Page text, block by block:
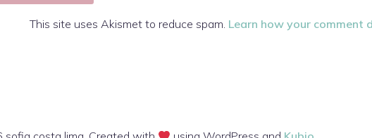
This site uses Akismet to reduce spam. Learn how your comment